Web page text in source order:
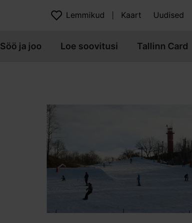
Lemmikud Kaart Uudised
Söö ja joo Loe soovitusi Tallinn Card